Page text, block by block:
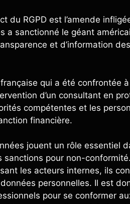
du RGPD est l’amende
a sanctionné le géant
et d’information
qui a été confrontée
d’un consultant en
compétentes et les
financière.
jouent un rôle essentiel
pour non-
les acteurs internes, ils
personnelles. Il est
pour se conformer